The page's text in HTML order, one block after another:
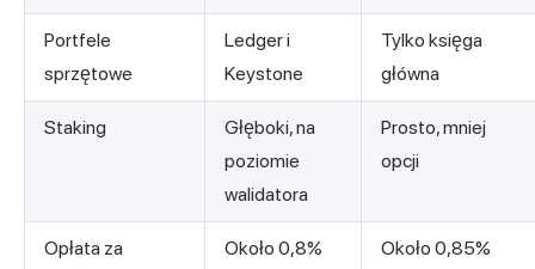
Portfele
sprzętowe
Ledger i
Keystone
Tylko księga
główna
Staking
Głęboki, na
poziomie
walidatora
Prosto, mniej
opcji
Opłata za
Około 0,8% Około 0,85%